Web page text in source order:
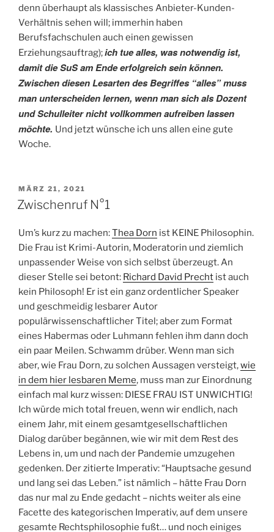
denn überhaupt als klassisches Anbieter-Kunden-
Verhältnis sehen will; immerhin haben
Berufsfachschulen auch einen gewissen
Erziehungsauftrag);ich tue alles, was notwendig ist,
damit die SuS am Ende erfolgreich sein können.
Zwischen diesen Lesarten des Begriffes “alles” muss
man unterscheiden lernen, wenn man sich als Dozent
und Schulleiter nicht vollkommen aufreiben lassen
möchte. Und jetzt wünsche ich uns allen eine gute
Woche.
VERÖFFENTLICHT
AM
MÄRZ 21, 2021
Zwischenruf N°1
Um’s kurz zu machen:Thea Dorn ist KEINE Philosophin.
Die Frau ist Krimi-Autorin, Moderatorin und ziemlich
unpassender Weise von sich selbst überzeugt. An
dieser Stelle sei betont: Richard David Precht ist auch
kein Philosoph! Er ist ein ganz ordentlicher Speaker
und geschmeidig lesbarer Autor
populärwissenschaftlicher Titel; aber zum Format
eines Habermas oder Luhmann fehlen ihm dann doch
ein paar Meilen. Schwamm drüber. Wenn man sich
aber, wie Frau Dorn, zu solchen Aussagen versteigt,wie
in dem hier lesbaren Meme, muss man zur Einordnung
einfach mal kurz wissen: DIESE FRAU IST UNWICHTIG!
Ich würde mich total freuen, wenn wir endlich, nach
einem Jahr, mit einem gesamtgesellschaftlichen
Dialog darüber begännen, wie wir mit dem Rest des
Lebens in, um und nach der Pandemie umzugehen
gedenken. Der zitierte Imperativ: “Hauptsache gesund
und lang sei das Leben.” ist nämlich – hätte Frau Dorn
das nur mal zu Ende gedacht – nichts weiter als eine
Facette des kategorischen Imperativ, auf dem unsere
gesamte Rechtsphilosophie fußt… und noch einiges